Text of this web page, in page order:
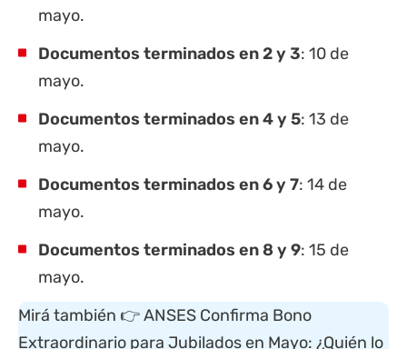
mayo.
Documentos terminados en 2 y 3: 10 de
mayo.
Documentos terminados en 4 y 5: 13 de
mayo.
Documentos terminados en 6 y 7: 14 de
mayo.
Documentos terminados en 8 y 9: 15 de
mayo.
Mirá también 👉ANSES Confirma Bono
Extraordinario para Jubilados en Mayo: ¿Quién lo